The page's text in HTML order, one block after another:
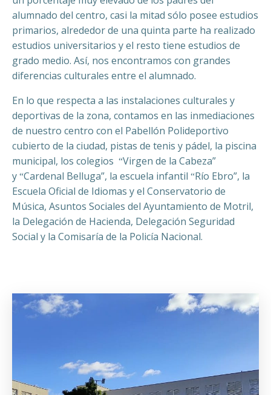
alumnado del centro, casi la mitad sólo posee estudios
primarios, alrededor de una quinta parte ha realizado
estudios universitarios y el resto tiene estudios de
grado medio. Así, nos encontramos con grandes
diferencias culturales entre el alumnado.
En lo que respecta a las instalaciones culturales y
deportivas de la zona, contamos en las inmediaciones
de nuestro centro con el Pabellón Polideportivo
cubierto de la ciudad, pistas de tenis y pádel, la piscina
municipal, los colegios “Virgen de la Cabeza”
y “Cardenal Belluga”, la escuela infantil “Río Ebro”, la
Escuela Oficial de Idiomas y el Conservatorio de
Música, Asuntos Sociales del Ayuntamiento de Motril,
la Delegación de Hacienda, Delegación Seguridad
Social y la Comisaría de la Policía Nacional.